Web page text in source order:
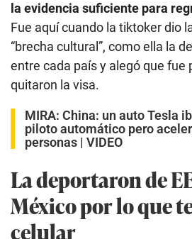
la evidencia suficiente para
Fue aquí cuando la tiktoker dio
“brecha cultural”, como ella la
entre cada país y alegó que fue
quitaron la visa.
MIRA: China: un auto Tesla
piloto automático pero
personas | VIDEO
La deportaron de
México por lo que
celular